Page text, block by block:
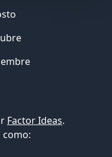
Factor Ideas.
como: